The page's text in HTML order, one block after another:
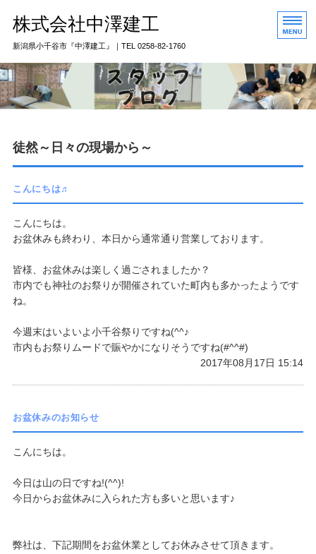
株式会社中澤建工
新潟県小千谷市『中澤建工』｜TEL 0258-82-1760
トップページ
私たちのこだわり
中澤建工のおすすめ
会社概要
徒然～日々の現場から～
こんにちは♬
こんにちは。
お盆休みも終わり、本日から通常通り営業しております。
​皆様、お盆休みは楽しく過ごされましたか？
​市内でも神社のお祭りが開催されていた町内も多かったようです
ね。
今週末はいよいよ小千谷祭りですね(^^♪
市内もお祭りムードで賑やかになりそうですね(#^^#)
2017年08月17日 15:14
お盆休みのお知らせ
こんにちは。
​今日は山の日ですね!(^^)!
​今日からお盆休みに入られた方も多いと思います♪
弊社は、下記期間をお盆休業としてお休みさせて頂きます。